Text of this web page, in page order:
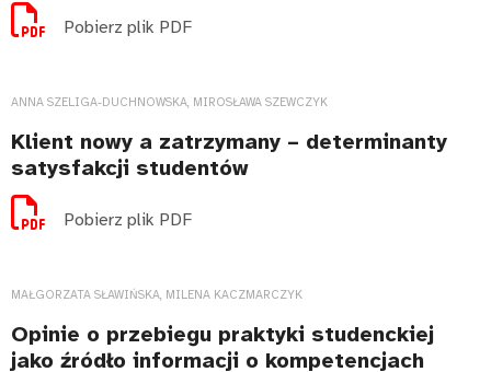
Pobierz plik PDF
ANNA SZELIGA-DUCHNOWSKA, MIROSŁAWA SZEWCZYK
Klient nowy a zatrzymany – determinanty
satysfakcji studentów
Pobierz plik PDF
MAŁGORZATA SŁAWIŃSKA, MILENA KACZMARCZYK
Opinie o przebiegu praktyki studenckiej
jako źródło informacji o kompetencjach